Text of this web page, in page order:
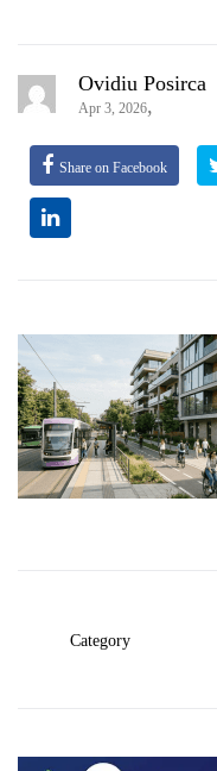
Ovidiu Posirca
Apr 3, 2026,
Share on Facebook
Category